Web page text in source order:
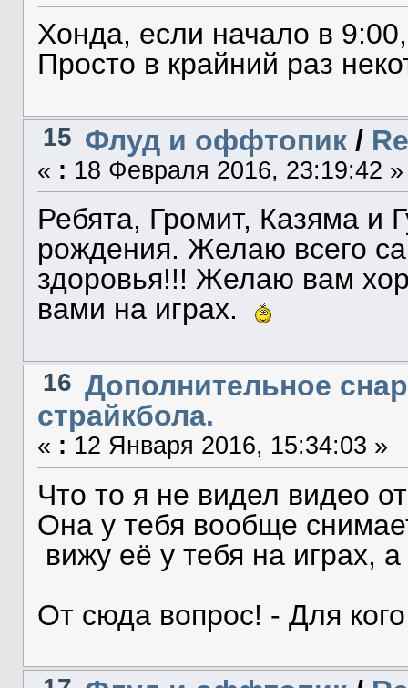
Хонда, если начало в
Просто в крайний раз
15 Флуд и оффтопик/
« : 18 Февраля 2016, 23:19:42 »
Ребята, Громит, Казяма
рождения. Желаю всего
здоровья!!! Желаю вам
вами на играх.
16 Дополнительное
страйкбола.
« : 12 Января 2016, 15:34:03 »
Что то я не видел видео
Она у тебя вообще
вижу её у тебя на играх,
От сюда вопрос! - Для